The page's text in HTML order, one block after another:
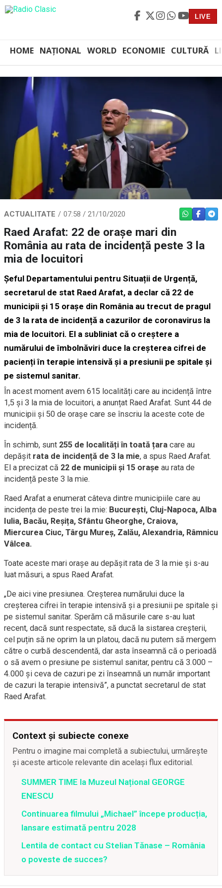
LIVE
HOME NAȚIONAL WORLD ECONOMIE CULTURĂ
ACTUALITATE 07:58 / 21/10/2020 WHATSAPP
Raed Arafat: 22 de orașe mari din
România au rata de incidență peste 3 la
mia de locuitori
Șeful Departamentului pentru Situații de Urgență,
secretarul de stat Raed Arafat, a declar că 22 de
municipii și 15 orașe din România au trecut de pragul
de 3 la rata de incidență a cazurilor de coronavirus la
mia de locuitori. El a subliniat că o creștere a
numărului de îmbolnăviri duce la creșterea cifrei de
pacienți în terapie intensivă și a presiunii pe spitale și
pe sistemul sanitar.
În acest moment avem 615 localități care au incidență între
1,5 și 3 la mia de locuitori, a anunțat Raed Arafat. Sunt 44 de
municipii și 50 de orașe care se înscriu la aceste cote de
incidență.
În schimb, sunt 255 de localități în toată țara care au
depășit rata de incidență de 3 la mie, a spus Raed Arafat.
El a precizat că 22 de municipii și 15 orașe au rata de
incidență peste 3 la mie.
Raed Arafat a enumerat câteva dintre municipiile care au
incidența de peste trei la mie: București, Cluj-Napoca, Alba
Iulia, Bacău, Reșița, Sfântu Gheorghe, Craiova,
Miercurea Ciuc, Târgu Mureș, Zalău, Alexandria, Râmnicu
Vâlcea.
Toate aceste mari orașe au depășit rata de 3 la mie și s-au
luat măsuri, a spus Raed Arafat.
„De aici vine presiunea. Creșterea numărului duce la
creșterea cifrei în terapie intensivă și a presiunii pe spitale și
pe sistemul sanitar. Sperăm că măsurile care s-au luat
recent, dacă sunt respectate, să ducă la sistarea creșterii,
cel puțin să ne oprim la un platou, dacă nu putem să mergem
către o curbă descendentă, dar asta înseamnă că o perioadă
o să avem o presiune pe sistemul sanitar, pentru că 3.000 –
4.000 și ceva de cazuri pe zi înseamnă un număr important
de cazuri la terapie intensivă”, a punctat secretarul de stat
Raed Arafat.
Context și subiecte conexe
Pentru o imagine mai completă a subiectului, urmărește
și aceste articole relevante din același flux editorial.
SUMMER TIME la Muzeul Național GEORGE
ENESCU
Continuarea filmului „Michael” începe producția,
lansare estimată pentru 2028
Lentila de contact cu Stelian Tănase – România
o poveste de succes?